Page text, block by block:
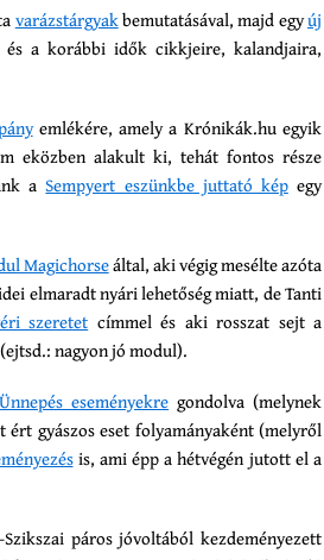
varázstárgyakbemutatásával, majd egyúj
és a korábbi idők cikkjeire, kalandjaira,
emlékére, amely a Krónikák.hu egyik
eközben alakult ki, tehát fontos része
aSempyert eszünkbe juttató képegy
Magichorseáltal, aki végig mesélte azóta
elmaradt nyári lehetőség miatt, de Tanti
szeretet címmel és aki rosszat sejt a
nagyon jó modul).
eseményekre gondolva (melynek
gyászos eset folyamányaként (melyről
is, ami épp a hétvégén jutott el a
páros jóvoltából kezdeményezett